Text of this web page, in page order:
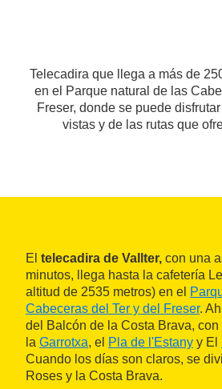
Telecadira que llega a más de
en el Parque natural de las
Freser, donde se puede
vistas y de las rutas que
El telecadira de Vallter, con una
minutos, llega hasta la cafetería
altitud de 2535 metros) en el
Cabeceras del Ter y del Freser.
del Balcón de la Costa Brava, con
la Garrotxa, el Pla de l'Estany y El
Cuando los días son claros, se
Roses y la Costa Brava.